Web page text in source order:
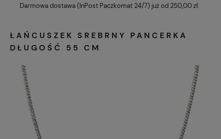
Darmowa dostawa (InPost Paczkomat 24/7) już od 250,00 zł.
ŁAŃCUSZEK SREBRNY PANCERKA
DŁUGOŚĆ 55 CM